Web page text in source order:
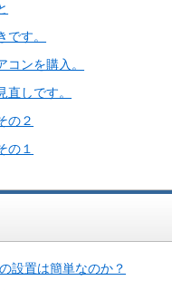
す。
ンを購入。
しです。
の２
の１
設置は簡単なのか？